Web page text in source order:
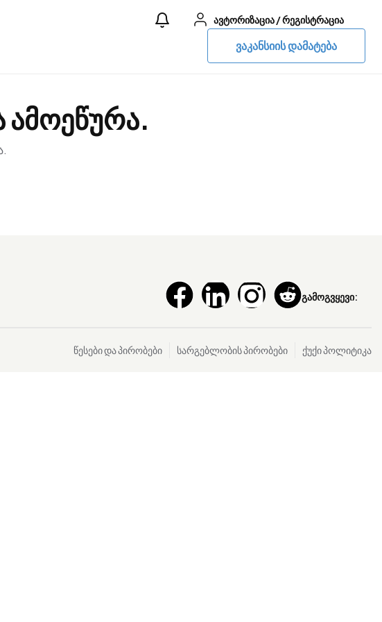
ავტორიზაცია/რეგისტრაცია
ვაკანსიის დამატება
ამოეწურა.
გამოგვყევი:
წესები და პირობები სარგებლობის პირობები ქუქი პოლიტიკა